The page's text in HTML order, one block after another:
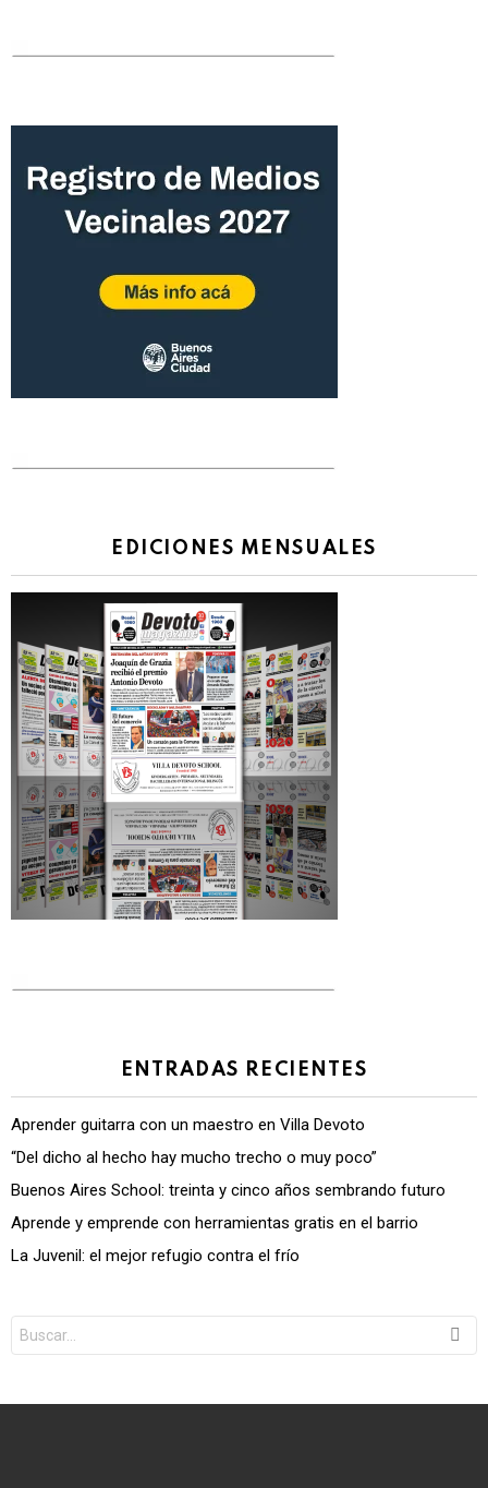
EDICIONES MENSUALES
ENTRADAS RECIENTES
Aprender guitarra con un maestro en Villa Devoto
“Del dicho al hecho hay mucho trecho o muy poco”
Buenos Aires School: treinta y cinco años sembrando futuro
Aprende y emprende con herramientas gratis en el barrio
La Juvenil: el mejor refugio contra el frío
for: